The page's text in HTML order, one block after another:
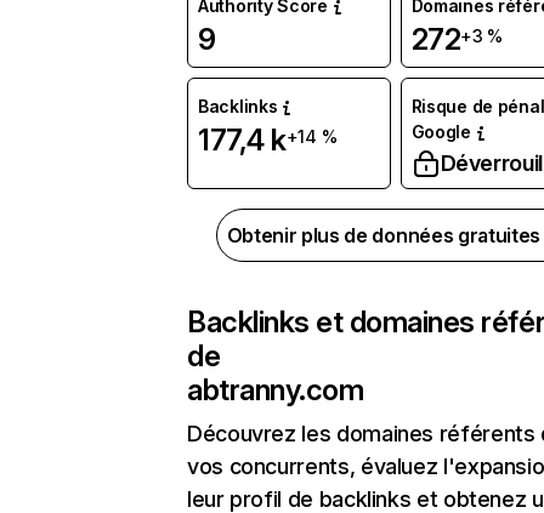
Authority Score
9
Domaines
272+3 %
Backlinks
177,4 k+14 %
Risque de
Google
Obtenir plus de données
Backlinks et domaines
de
abtranny.com
Découvrez les domaines référents
vos concurrents, évaluez
leur profil de backlinks et obtenez